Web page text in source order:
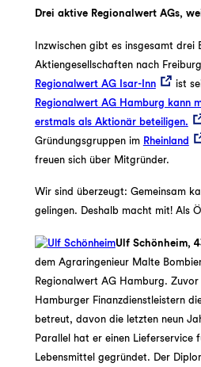
Drei aktive Regionalwert AGs,
Inzwischen gibt es insgesamt drei
Aktiengesellschaften nach
Regionalwert AG Isar-Inn
ist
Regionalwert AG Hamburg kann
erstmals als Aktionär beteiligen.
Gründungsgruppen im Rheinland
freuen sich über Mitgründer.
Wir sind überzeugt: Gemeinsam
gelingen. Deshalb macht mit! Als
Ulf Schönheim,
dem Agraringenieur Malte
Regionalwert AG Hamburg.
Hamburger Finanzdienstleistern
betreut, davon die letzten neun
Parallel hat er einen Lieferservice
Lebensmittel gegründet. Der